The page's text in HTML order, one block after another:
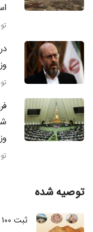
توصیه شده
ثبت ۱۰۰ هزار آزمایش فنی در پروژه‌های عمرانی مازندران